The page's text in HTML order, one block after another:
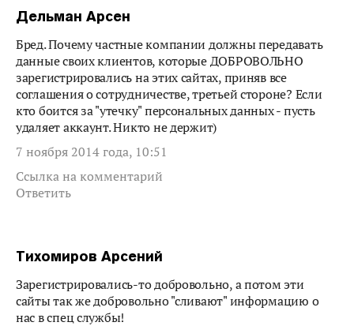
Дельман Арсен
Бред. Почему частные компании должны передавать
данные своих клиентов, которые ДОБРОВОЛЬНО
зарегистрировались на этих сайтах, приняв все
соглашения о сотрудничестве, третьей стороне? Если
кто боится за "утечку" персональных данных - пусть
удаляет аккаунт. Никто не держит)
7 ноября 2014 года, 10:51
Ссылка на комментарий
Ответить
Тихомиров Арсений
Зарегистрировались-то добровольно, а потом эти
сайты так же добровольно "сливают" информацию о
нас в спец службы!